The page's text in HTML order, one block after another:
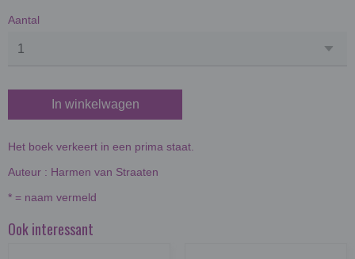
Aantal
In winkelwagen
Het boek verkeert in een prima staat.
Auteur : Harmen van Straaten
* = naam vermeld
Ook interessant